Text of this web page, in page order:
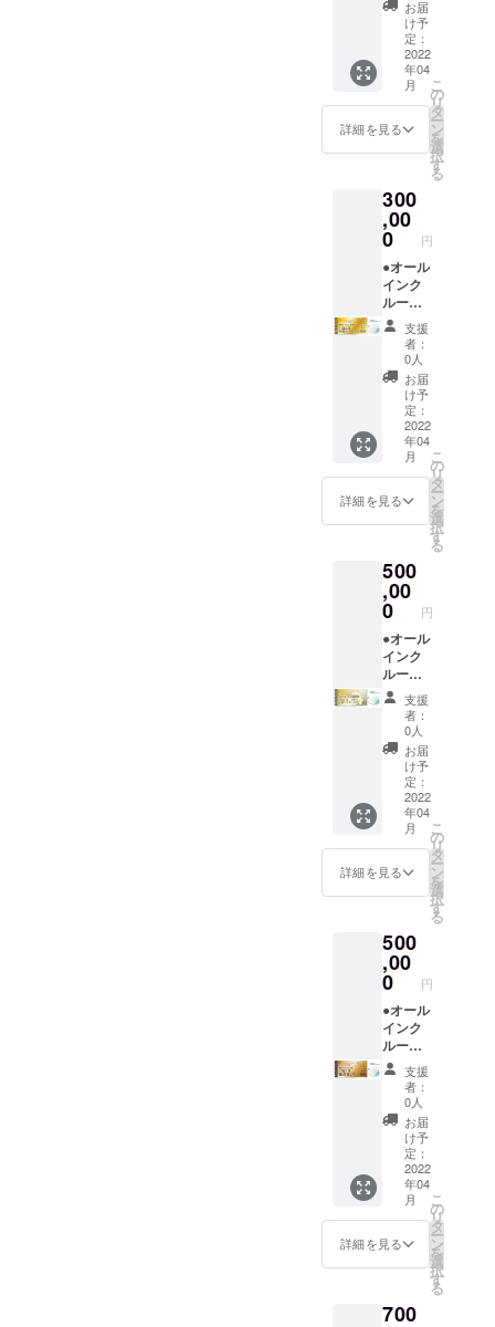
は「前
日18時
以降の
キャン
セル・
ノー
：
100％」
ていた
だきま
す。 ※
ハイ
シーズ
ン
(12/24-
1/10、
5/1-
5/7、
8/1-31)
は利用
不可。
月頃よ
り受付
を開始
させて
いただ
きます
順）。
※予約時
ポリ
シーは
「前日
18時以
降の
キャン
セル・
ノー
ショー
100％」
とさせ
ていた
だきま
す。 ※
ハイ
ン
(12/24-
5/7、
8/1-31)
は利用
不可。
限は
【2023
年3月31
日】ま
でにな
りま
ご予約
は21年3
を開始
させて
いただ
（先着
順）。
※ご予約
時の
キャン
セリポ
リシー
は「前
日18時
以降の
キャン
セル・
ショー
：
100％」
ていた
だきま
す。 ※
土・祝
前日、
ハイ
シーズ
(12/24-
1/10、
5/1-
5/7、
8/1-31)
は利用
不可。
使った
夕食、
朝食付
き。お
飲み物
飲み放
題。温
泉入り
モバイ
ルバッ
テリー
付き。
専属コ
ンシェ
ルジュ
(バト
ラー)付
き。 平
日だけ
でな
く、
金・
土・祝
前日の
ご利用
も可
【2023
年3月31
日】ま
でにな
りま
す。 ※
ご予約
は21年3
月頃よ
り受付
を開始
させて
いただ
きます
（先着
順）。
※予約時
のキャ
「前日
18時以
降の
キャン
セル・
ノー
ショー
：
100％」
とさせ
ていた
だきま
す。 ※
ハイ
シーズ
(12/24-
1/10、
は利用
合、こ
ちらの
チケッ
トを人
数分お
買い求
めくだ
ご利用
の方
が、人
数を追
加した
い場合
に使え
るチ
ケット
です。
（通常
販売価
格：1名
35000
円〜）
地元の
素材を
ふんだ
朝食付
き。お
飲み物
飲み放
題。温
泉入り
放題で
す。 ロ
ゴ入り
モバイ
ルバッ
テリー
付き。
専属コ
ンシェ
ルジュ
(バト
ラー)付
く、
金・
土・祝
前日の
ご利用
も可
能。 ※
利用期
限は
【2022
年4月か
ら2023
年3月31
日】ま
でにな
りま
す。 ※
ご予約
は21年3
を開始
FIRE限
定 (繁忙
期で予
約が取
りづら
いゴー
ルデン
ウィー
クに、
UL
GARDE
Nの宿泊
が「確
約」で
きる権
利。) ●
オリジ
ナルモ
バイル
バッテ
リー ●
お礼の
メール
※この確
約権
は、1組
様につ
き１枚
ずつ購
くださ
い。 ※
１枚に
つき１
泊とな
りま
す。連
泊をご
希望の
場合
は、宿
泊数分
をご購
入くだ
さい。
※宿泊チ
ケット
は別途
ご購入
いただ
があり
ます。
※利用期
限は
【2023
年3月31
日】ま
でにな
りま
す。
お届
け予
定：
2022
年04
月
詳細を見る
こ
の
リ
タ
ー
ン
を
選
択
す
る
300
,00
0 円
●オール
インク
ルーシ
ブ付き
【ドー
ムホテ
ル型グ
ランピ
ングリ
ゾート
１泊２
日宿泊
券 年
間パス
ポー
ト】 ●
ルバッ
テリー
●お礼の
メール
◆グラ
ンド
オープ
ン後
に、何
度でも
ご宿泊
いただ
ける
「リ
ゾート
宿泊」
チケッ
トのパ
スポー
トで
予約) 地
元の素
材をふ
んだん
に使っ
た夕
食、朝
食付
き。お
飲み物
飲み放
題。温
泉入り
放題で
す。 ロ
ゴ入り
モバイ
ルバッ
テリー
付き。
ンシェ
支援
者：
0人
お届
け予
定：
2022
年04
月
詳細を見る
こ
の
リ
タ
ー
ン
を
選
択
す
る
500
,00
0 円
●オール
インク
ルーシ
ブ付き
【ドー
ムホテ
ル型グ
ランピ
ングリ
ゾート
年間宿
泊パス
ポート
＋】 ●
オリジ
ナルモ
バッテ
リー ●
お礼の
メール
◆グラ
ンド
オープ
ン後
に、何
度でも
ご宿泊
いただ
ける
「リ
ゾート
宿泊」
チケッ
トのパ
スポー
トで
予約) ★
支援
者：
0人
お届
け予
定：
2022
年04
月
詳細を見る
こ
の
リ
タ
ー
ン
を
選
択
す
る
500
,00
0 円
●オール
インク
ルーシ
ブ付き
【ドー
ムホテ
ル型グ
ランピ
ングリ
ゾート
１泊２
日貸切
チケッ
ト」】
●オリジ
ナルモ
バッテ
支援
者：
0人
お届
け予
定：
2022
年04
月
詳細を見る
こ
の
リ
タ
ー
ン
を
選
択
す
る
700